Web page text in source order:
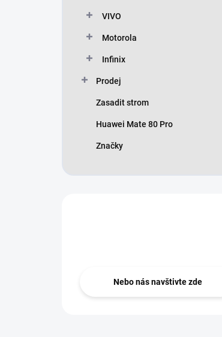
VIVO
Motorola
Infinix
Prodej
Zasadit strom
Huawei Mate 80 Pro
Značky
Nebo nás navštivte zde